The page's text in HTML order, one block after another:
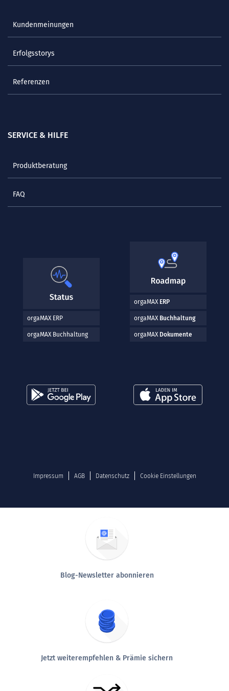
Kundenmeinungen
Erfolgsstorys
Referenzen
SERVICE & HILFE
Produktberatung
FAQ
orgaMAX ERP
orgaMAX Buchhaltung
orgaMAX ERP
orgaMAX Buchhaltung
orgaMAX Dokumente
Impressum AGB Datenschutz Cookie Einstellungen
Blog-Newsletter abonnieren
Jetzt weiterempfehlen & Prämie sichern